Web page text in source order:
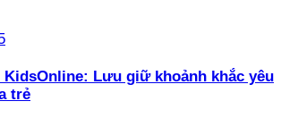
KidsOnline: Lưu giữ khoảnh khắc yêu
trẻ